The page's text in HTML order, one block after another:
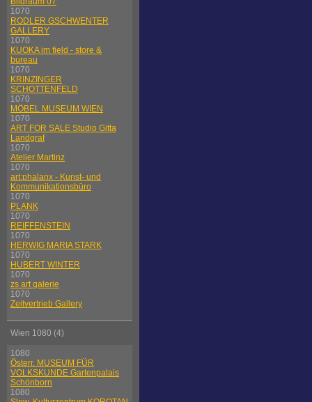
1070
RODLER GSCHWENTER
GALLERY
1070
KUOKA im field - store &
bureau
1070
KRINZINGER
SCHOTTENFELD
1070
MÖBEL MUSEUM WIEN
1070
ART FOR SALE Studio Gitta
Landgraf
1070
Atelier Martinz
1070
art:phalanx - Kunst- und
Kommunikationsbüro
1070
PLANK
1070
REIFFENSTEIN
1070
HERWIG MARIA STARK
1070
HUBERT WINTER
1070
zs art galerie
1070
Zeitvertrieb Gallery
Wien 1080 (4)
1080
Österr. MUSEUM FÜR
VOLKSKUNDE Gartenpalais
Schönborn
1080